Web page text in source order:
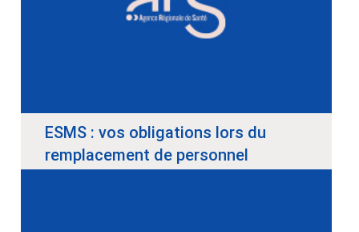
ESMS : vos obligations lors du
remplacement de personnel